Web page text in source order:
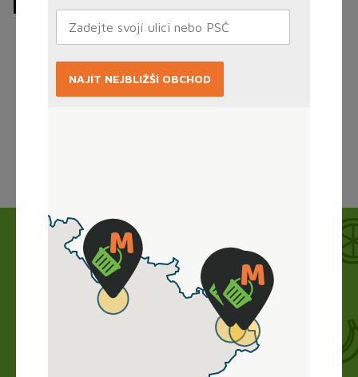
Jak to funguje?
Nákup vyřídíte doma online, obchod zboží
připraví a vy si ho jen vyzvednete. Bez dlouhého
NAJÍT NEJBLIŽŠÍ OBCHOD